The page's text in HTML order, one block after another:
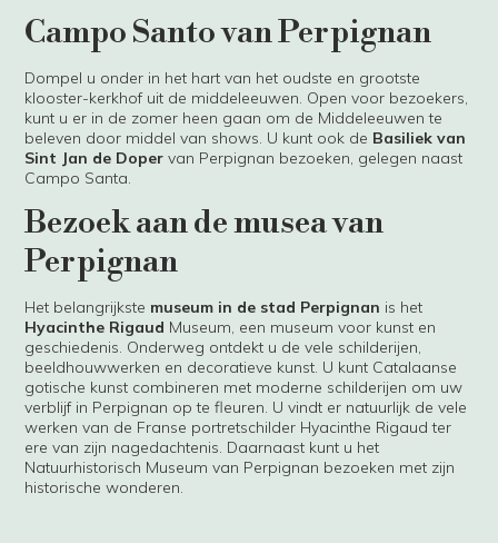
Campo Santo van Perpignan
Dompel u onder in het hart van het oudste en grootste
klooster-kerkhof uit de middeleeuwen. Open voor bezoekers,
kunt u er in de zomer heen gaan om de Middeleeuwen te
beleven door middel van shows. U kunt ook de Basiliek van
Sint Jan de Doper van Perpignan bezoeken, gelegen naast
Campo Santa.
Bezoek aan de musea van
Perpignan
Het belangrijkste museum in de stad Perpignan is het
Hyacinthe Rigaud Museum, een museum voor kunst en
geschiedenis. Onderweg ontdekt u de vele schilderijen,
beeldhouwwerken en decoratieve kunst. U kunt Catalaanse
gotische kunst combineren met moderne schilderijen om uw
verblijf in Perpignan op te fleuren. U vindt er natuurlijk de vele
werken van de Franse portretschilder Hyacinthe Rigaud ter
ere van zijn nagedachtenis. Daarnaast kunt u het
Natuurhistorisch Museum van Perpignan bezoeken met zijn
historische wonderen.